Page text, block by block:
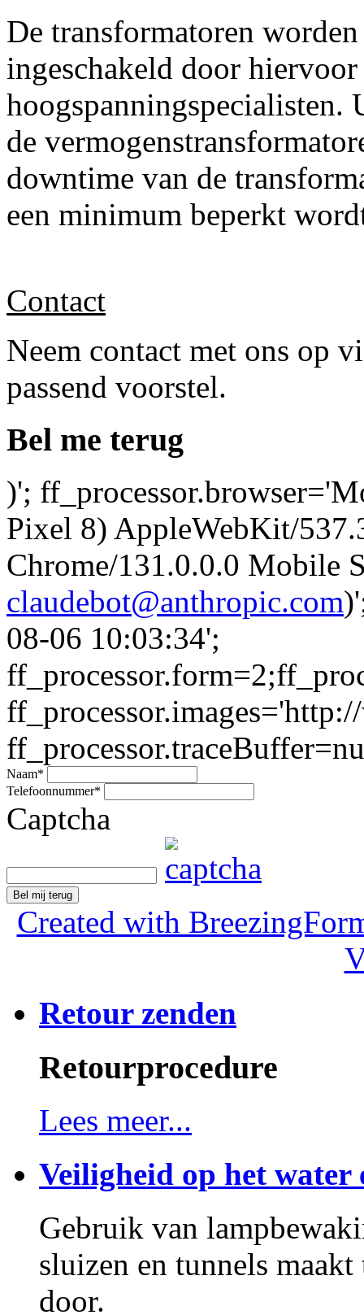
De transformatoren
ingeschakeld door
hoogspanningspecialisten.
de
downtime van de
een minimum beperkt
Contact
Neem contact met ons op
passend voorstel.
Bel me terug
)';
Pixel 8) AppleWebKit/
Chrome/131.0.0.0 Mobile
claudebot@anthropic.com
08-06 10:03:34';
Naam*
Telefoonnummer*
Captcha
Bel mij terug
Created with
Retour zenden
Retourprocedure
Lees meer...
Veiligheid op het water
Gebruik van
sluizen en tunnels
door.